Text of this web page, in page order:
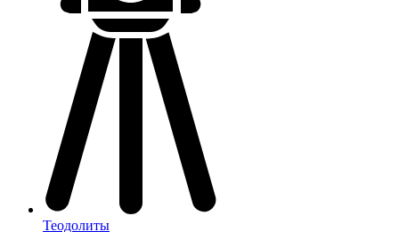
Теодолиты